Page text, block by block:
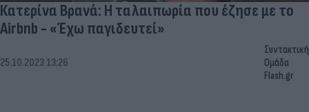
Κατερίνα Βρανά: Η ταλαιπωρία που έζησε με το
Airbnb - «Έχω παγιδευτεί»
25.10.2023 13:26
Συντακτική
Ομάδα
Flash.gr